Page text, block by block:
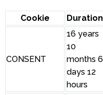
Cookie Duration
CONSENT
16 years
10
months 6
days 12
hours